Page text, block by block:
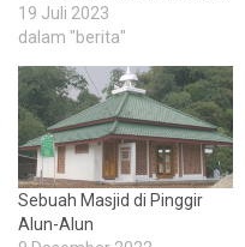
19 Juli 2023
dalam "berita"
Sebuah Masjid di Pinggir
Alun-Alun